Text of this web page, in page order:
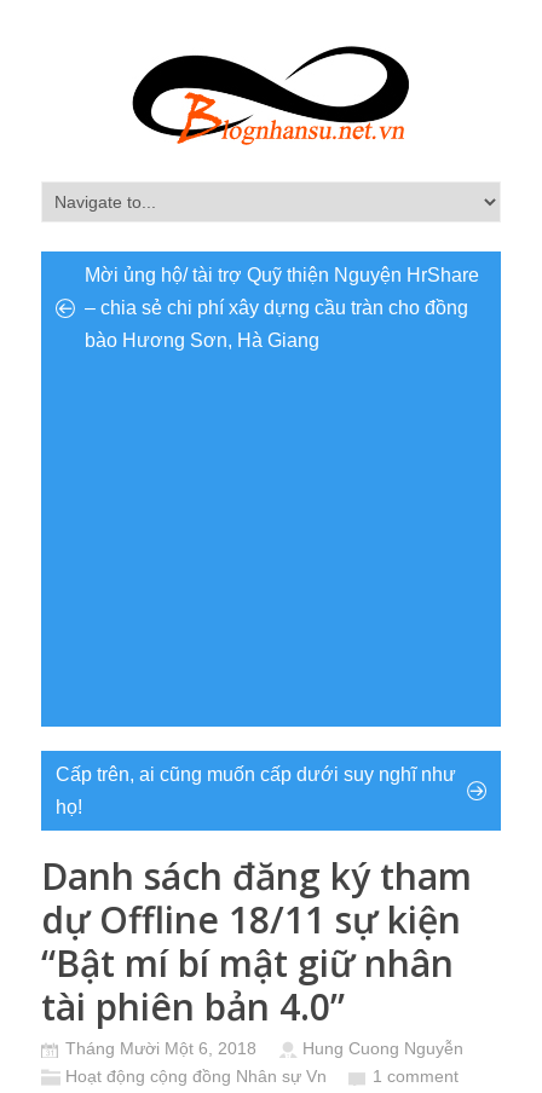
Mời ủng hộ/ tài trợ Quỹ thiện Nguyện HrShare
– chia sẻ chi phí xây dựng cầu tràn cho đồng
bào Hương Sơn, Hà Giang
Cấp trên, ai cũng muốn cấp dưới suy nghĩ như
họ!
Danh sách đăng ký tham
dự Offline 18/11 sự kiện
“Bật mí bí mật giữ nhân
tài phiên bản 4.0”
Tháng Mười Một 6, 2018
Hung Cuong Nguyễn
Hoạt động cộng đồng Nhân sự Vn
1 comment